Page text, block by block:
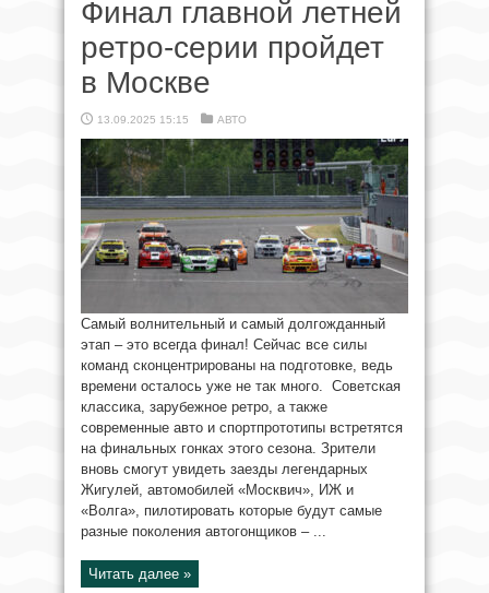
Финал главной летней
ретро-серии пройдет
в Москве
13.09.2025 15:15 АВТО
Самый волнительный и самый долгожданный
этап – это всегда финал! Сейчас все силы
команд сконцентрированы на подготовке, ведь
времени осталось уже не так много. Советская
классика, зарубежное ретро, а также
современные авто и спортпрототипы встретятся
на финальных гонках этого сезона. Зрители
вновь смогут увидеть заезды легендарных
Жигулей, автомобилей «Москвич», ИЖ и
«Волга», пилотировать которые будут самые
разные поколения автогонщиков – ...
Читать далее »